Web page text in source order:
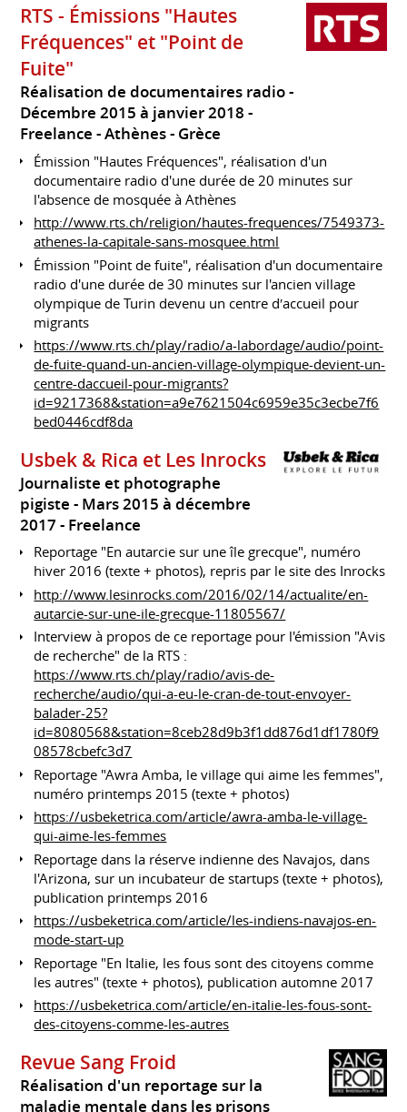
RTS - Émissions "Hautes
Fréquences" et "Point de
Fuite"
Réalisation de documentaires radio
Décembre 2015 à janvier 2018
Freelance
Athènes Grèce
Émission "Hautes Fréquences", réalisation d'un
documentaire radio d'une durée de 20 minutes sur
l'absence de mosquée à Athènes
http://www.rts.ch/religion/hautes-frequences/7549373-
athenes-la-capitale-sans-mosquee.html
Émission "Point de fuite", réalisation d'un documentaire
radio d'une durée de 30 minutes sur l'ancien village
olympique de Turin devenu un centre dʹaccueil pour
migrants
https://www.rts.ch/play/radio/a-labordage/audio/point-
de-fuite-quand-un-ancien-village-olympique-devient-un-
centre-daccueil-pour-migrants?
id=9217368&station=a9e7621504c6959e35c3ecbe7f6
bed0446cdf8da
Usbek & Rica et Les Inrocks
Journaliste et photographe
pigiste
Mars 2015 à décembre
2017 Freelance
Reportage "En autarcie sur une île grecque", numéro
hiver 2016 (texte + photos), repris par le site des Inrocks
http://www.lesinrocks.com/2016/02/14/actualite/en-
autarcie-sur-une-ile-grecque-11805567/
Interview à propos de ce reportage pour l'émission "Avis
de recherche" de la RTS :
https://www.rts.ch/play/radio/avis-de-
recherche/audio/qui-a-eu-le-cran-de-tout-envoyer-
balader-25?
id=8080568&station=8ceb28d9b3f1dd876d1df1780f9
08578cbefc3d7
Reportage "Awra Amba, le village qui aime les femmes",
numéro printemps 2015 (texte + photos)
https://usbeketrica.com/article/awra-amba-le-village-
qui-aime-les-femmes
Reportage dans la réserve indienne des Navajos, dans
l'Arizona, sur un incubateur de startups (texte + photos),
publication printemps 2016
https://usbeketrica.com/article/les-indiens-navajos-en-
mode-start-up
Reportage "En Italie, les fous sont des citoyens comme
les autres" (texte + photos), publication automne 2017
https://usbeketrica.com/article/en-italie-les-fous-sont-
des-citoyens-comme-les-autres
Revue Sang Froid
Réalisation d'un reportage sur la
maladie mentale dans les prisons